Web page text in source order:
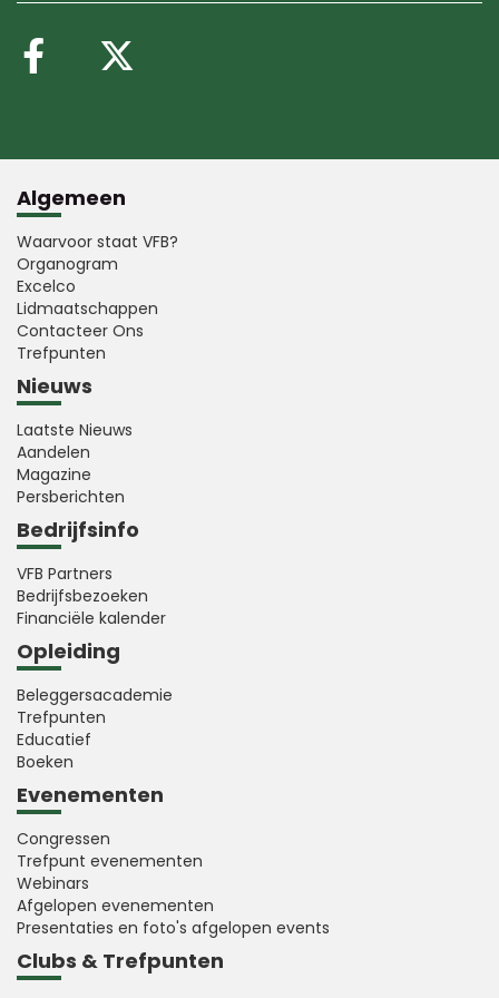
Volg ons op Facebook
Algemeen
Waarvoor staat VFB?
Organogram
Excelco
Lidmaatschappen
Contacteer Ons
Trefpunten
Nieuws
Laatste Nieuws
Aandelen
Magazine
Persberichten
Bedrijfsinfo
VFB Partners
Bedrijfsbezoeken
Financiële kalender
Opleiding
Beleggersacademie
Trefpunten
Educatief
Boeken
Evenementen
Congressen
Trefpunt evenementen
Webinars
Afgelopen evenementen
Presentaties en foto's afgelopen events
Clubs & Trefpunten